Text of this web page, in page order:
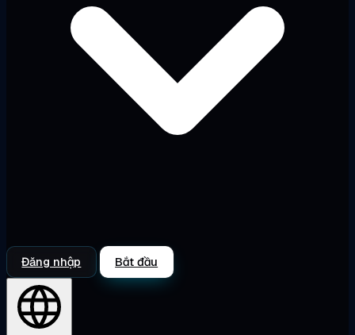
Đăng nhập Bắt đầu